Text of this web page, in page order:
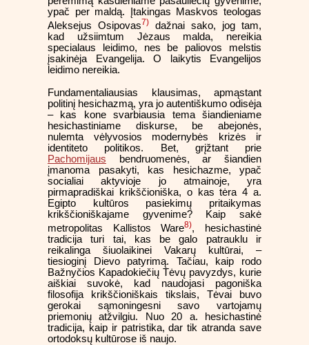
ypač per maldą. Įtakingas Maskvos teologas
Aleksejus Osipovas7) dažnai sako, jog tam,
kad užsiimtum Jėzaus malda, nereikia
specialaus leidimo, nes be paliovos melstis
įsakinėja Evangelija. O laikytis Evangelijos
leidimo nereikia.
Fundamentaliausias klausimas, apmąstant
politinį hesichazmą, yra jo autentiškumo odisėja
– kas kone svarbiausia tema šiandieniame
hesichastiniame diskurse, be abejonės,
nulemta vėlyvosios modernybės krizės ir
identiteto politikos. Bet, grįžtant prie
Pachomijaus bendruomenės, ar šiandien
įmanoma pasakyti, kas hesichazme, ypač
socialiai aktyvioje jo atmainoje, yra
pirmapradiškai krikščioniška, o kas tėra 4 a.
Egipto kultūros pasiekimų pritaikymas
krikščioniškajame gyvenime? Kaip sakė
metropolitas Kallistos Ware8), hesichastinė
tradicija turi tai, kas be galo patrauklu ir
reikalinga šiuolaikinei Vakarų kultūrai, –
tiesioginį Dievo patyrimą. Tačiau, kaip rodo
Bažnyčios Kapadokiečių Tėvų pavyzdys, kurie
aiškiai suvokė, kad naudojasi pagoniška
filosofija krikščioniškais tikslais, Tėvai buvo
gerokai sąmoningesni savo vartojamų
priemonių atžvilgiu. Nuo 20 a. hesichastinė
tradicija, kaip ir patristika, dar tik atranda save
ortodoksų kultūrose iš naujo.